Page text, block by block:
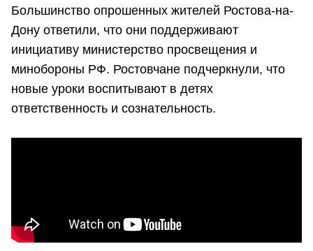
Большинство опрошенных жителей Ростова-на-
Дону ответили, что они поддерживают
инициативу министерство просвещения и
минобороны РФ. Ростовчане подчеркнули, что
новые уроки воспитывают в детях
ответственность и сознательность.